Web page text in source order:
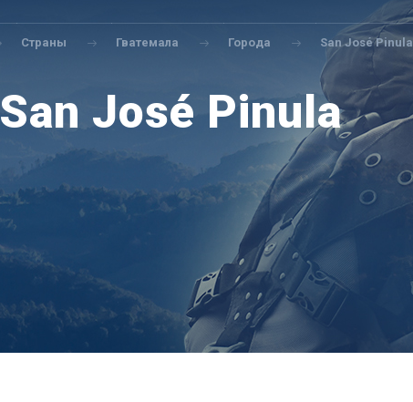
Страны Гватемала Города San José Pinula
San José Pinula